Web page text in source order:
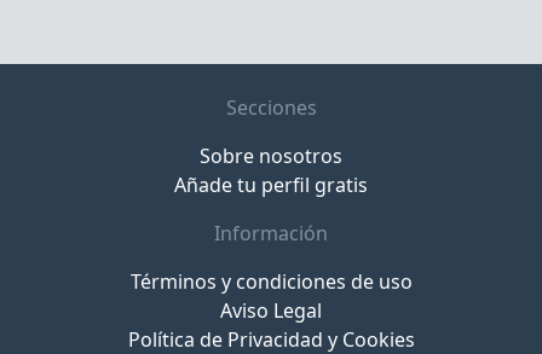
Secciones
Sobre nosotros
Añade tu perfil gratis
Información
Términos y condiciones de uso
Aviso Legal
Política de Privacidad y Cookies